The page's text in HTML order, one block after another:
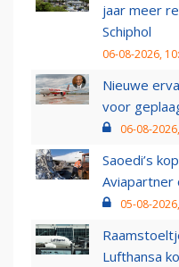
jaar meer
Schiphol
06-08-2026,
Nieuwe
voor
06-08-
Saoedi’s
Aviapartner
05-08-
Lufthansa